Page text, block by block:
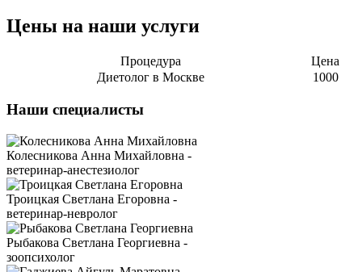
Цены на наши услуги
Процедура
Цена
Диетолог в Москве
1000
Наши специалисты
Колесникова Анна Михайловна -
ветеринар-анестезиолог
Троицкая Светлана Егоровна -
ветеринар-невролог
Рыбакова Светлана Георгиевна -
зоопсихолог